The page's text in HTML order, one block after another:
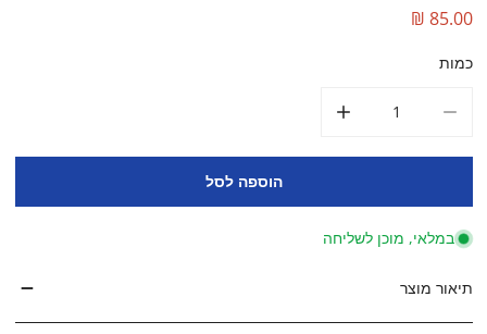
מחיר
85.00 ₪
כמות
הוספה לסל
במלאי, מוכן לשליחה
תיאור מוצר